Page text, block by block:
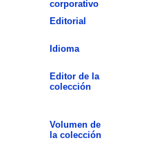
corporativo
Editorial
Idioma
Editor de la
colección
Volumen de
la colección